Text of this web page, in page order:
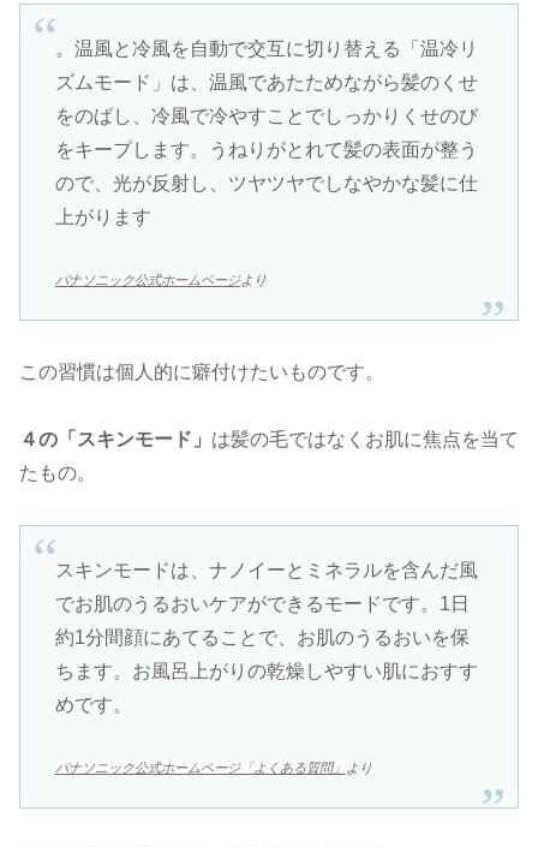
。温風と冷風を自動で交互に切り替える「温冷リ
ズムモード」は、温風であたためながら髪のくせ
をのばし、冷風で冷やすことでしっかりくせのび
をキープします。うねりがとれて髪の表面が整う
ので、光が反射し、ツヤツヤでしなやかな髪に仕
上がります
パナソニック公式ホームページより
この習慣は個人的に癖付けたいものです。
４の「スキンモード」 は髪の毛ではなくお肌に焦点を当て
たもの。
スキンモードは、ナノイーとミネラルを含んだ風
でお肌のうるおいケアができるモードです。1日
約1分間顔にあてることで、お肌のうるおいを保
ちます。お風呂上がりの乾燥しやすい肌におすす
めです。
パナソニック公式ホームページ「よくある質問」 より